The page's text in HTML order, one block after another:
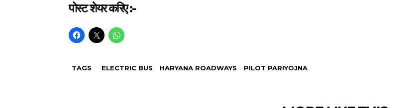
पोस्ट शेयर करिए :-
TAGS ELECTRIC BUS HARYANA ROADWAYS PILOT PARIYOJNA